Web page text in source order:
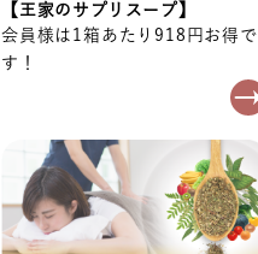
【王家のサプリスープ】
会員様は1箱あたり918円お得で
す！